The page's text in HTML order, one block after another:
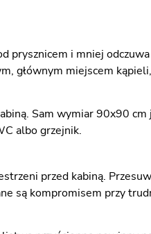
i mniej odczuwa
głównym miejscem
Sam wymiar 90x90
albo grzejnik.
przed kabiną.
są kompromisem przy